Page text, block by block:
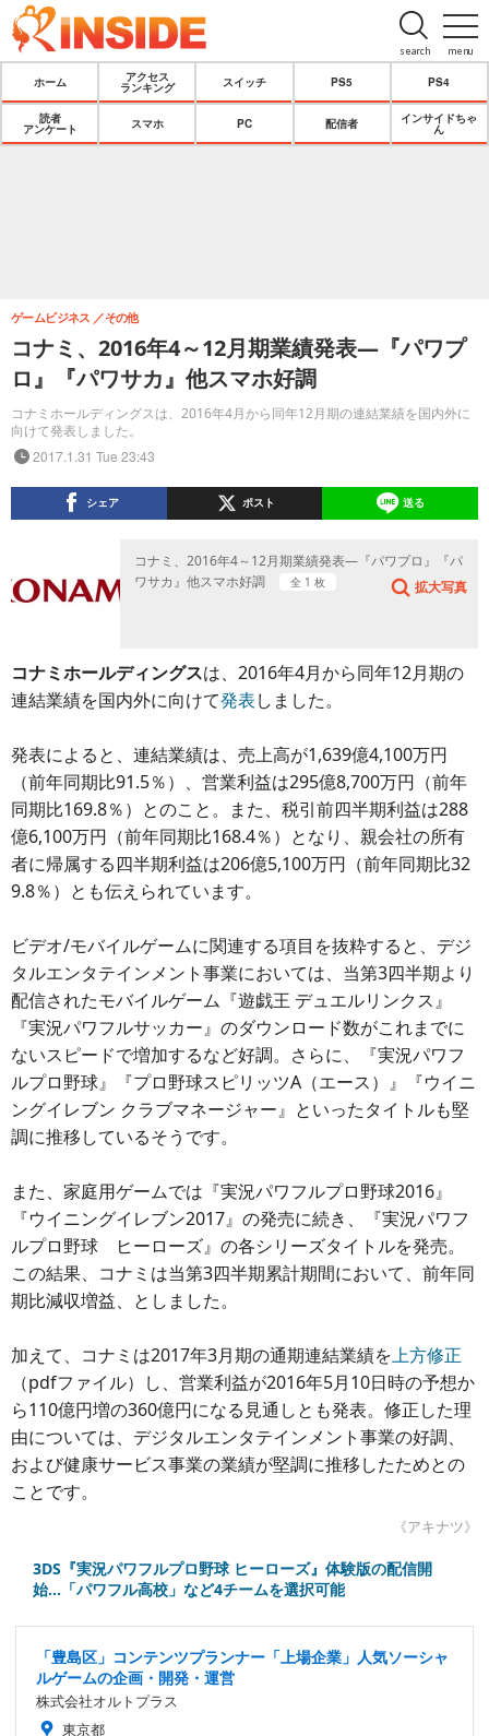
menu
search
ホーム
アクセス
ランキング
スイッチ PS5 PS4
読者
アンケート
スマホ PC 配信者
インサイドちゃ
ん
コナミ、2016年4～12月期業績発表―『パワプ
ロ』『パワサカ』他スマホ好調
コナミホールディングスは、2016年4月から同年12月期の連結業績を国内外に
向けて発表しました。
ゲームビジネス その他
2017.1.31 Tue 23:43
シェア ポスト 送る
コナミ、2016年4～12月期業績発表―『パワプロ』『パ
ワサカ』他スマホ好調
全 1 枚 拡大写真
コナミホールディングスは、2016年4月から同年12月期の
連結業績を国内外に向けて発表しました。
発表によると、連結業績は、売上高が1,639億4,100万円
（前年同期比91.5％）、営業利益は295億8,700万円（前年
同期比169.8％）とのこと。また、税引前四半期利益は288
億6,100万円（前年同期比168.4％）となり、親会社の所有
者に帰属する四半期利益は206億5,100万円（前年同期比32
9.8％）とも伝えられています。
ビデオ/モバイルゲームに関連する項目を抜粋すると、デジ
タルエンタテインメント事業においては、当第3四半期より
配信されたモバイルゲーム『遊戯王 デュエルリンクス』
『実況パワフルサッカー』のダウンロード数がこれまでに
ないスピードで増加するなど好調。さらに、『実況パワフ
ルプロ野球』『プロ野球スピリッツA（エース）』『ウイニ
ングイレブン クラブマネージャー』といったタイトルも堅
調に推移しているそうです。
また、家庭用ゲームでは『実況パワフルプロ野球2016』
『ウイニングイレブン2017』の発売に続き、『実況パワフ
ルプロ野球 ヒーローズ』の各シリーズタイトルを発売。
この結果、コナミは当第3四半期累計期間において、前年同
期比減収増益、としました。
加えて、コナミは2017年3月期の通期連結業績を上方修正
（pdfファイル）し、営業利益が2016年5月10日時の予想か
ら110億円増の360億円になる見通しとも発表。修正した理
由については、デジタルエンタテインメント事業の好調、
および健康サービス事業の業績が堅調に推移したためとの
ことです。
《アキナツ》
3DS『実況パワフルプロ野球 ヒーローズ』体験版の配信開
始…「パワフル高校」など4チームを選択可能
「豊島区」コンテンツプランナー「上場企業」人気ソーシャ
ルゲームの企画・開発・運営
株式会社オルトプラス
東京都